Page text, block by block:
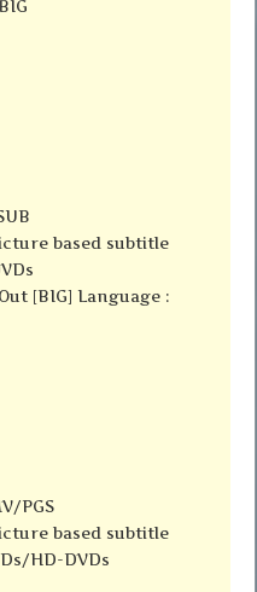
based subtitle
[BIG] Language :
PGS
based subtitle
HD-DVDs